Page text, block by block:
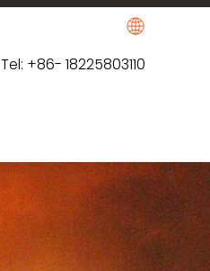
Tel: +86- 18225803110